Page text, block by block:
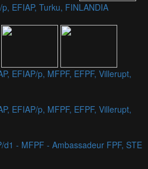
EFIAP, Turku, FINLANDIA
EFIAP/p, MFPF, EFPF, Villerupt,
EFIAP/p, MFPF, EFPF, Villerupt,
d1 - MFPF - Ambassadeur FPF, STE